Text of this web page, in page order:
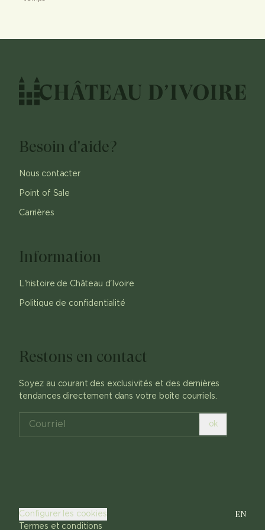
Besoin d'aide?
Nous contacter
Point of Sale
Carrières
Information
L'histoire de Château d'Ivoire
Politique de confidentialité
Restons en contact
Soyez au courant des exclusivités et des dernières
tendances directement dans votre boîte courriels.
ok
Configurer les cookies
Termes et conditions
EN